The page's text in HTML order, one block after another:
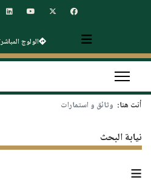
الولوج المباشر
أنت هنا: وثائق و استمارات
نيابة البحث
≡